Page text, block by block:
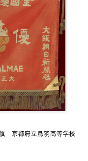
旗 京都府立鳥羽高等学校